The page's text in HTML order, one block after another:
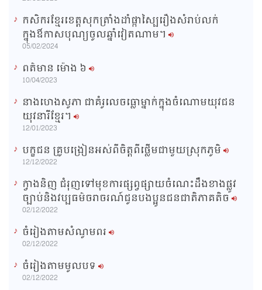
កសិករខ្មែរខេត្តសុកត្រាំងដាំផ្កាស្បៃរឿងសំរាប់លក់
ក្នុងឳកាសបុណ្យចូលឆ្នាំវៀតណាម។
05/02/2024
ពត៌មាន ម៉ោង​ ៦
10/04/2023
នាងហេងសូភា ជាគំរូលេចធ្លោម្នាក់ក្នុងចំណោមយុវជន
យុវនារីខ្មែរ។
12/01/2023
បក្ខជន គ្រូបង្រៀនអស់ពីចិត្តពីថ្លើមជាមួយស្រុកភូមិ
12/12/2022
ក្វាងនិញ ជំរុញទៅមុខការផ្សព្វផ្សាយចំណេះដឹងខាងផ្លូវ
ច្បាប់និងវប្បធម៌ចរាចរណ៍ជូនបងប្អូនជនជាតិភាគតិច
02/12/2022
ចំរៀងតាមសំណូមពរ
02/12/2022
ចំរៀងតាមមូលបទ
02/12/2022